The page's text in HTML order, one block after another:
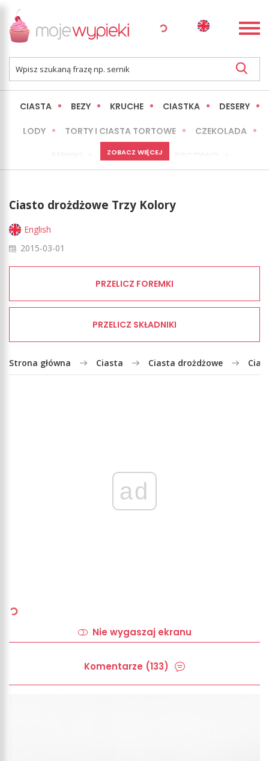
CIASTA BEZY KRUCHE CIASTKA DESERY
LODY TORTY I CIASTA TORTOWE CZEKOLADA
MINI WYPIEKI
LŻEJSZE / ZDROWSZE
ZOBACZ WIĘCEJ
Ciasto drożdżowe Trzy Kolory
English
2015-03-01
PRZELICZ FOREMKI
PRZELICZ SKŁADNIKI
Strona główna Ciasta Ciasta drożdżowe
ad
Nie wygaszaj ekranu
Komentarze (133)